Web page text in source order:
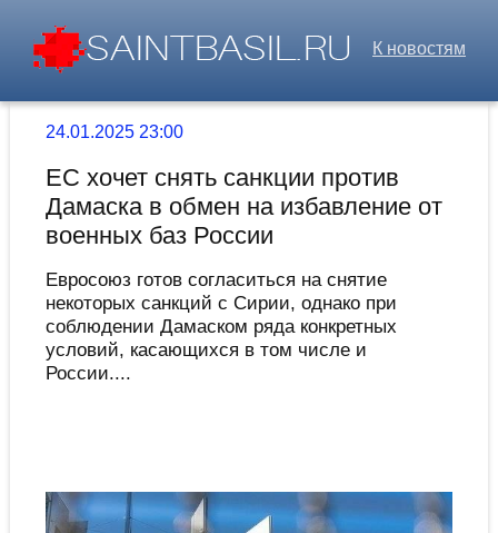
К новостям
24.01.2025 23:00
ЕС хочет снять санкции против
Дамаска в обмен на избавление от
военных баз России
Евросоюз готов согласиться на снятие
некоторых санкций с Сирии, однако при
соблюдении Дамаском ряда конкретных
условий, касающихся в том числе и
России....